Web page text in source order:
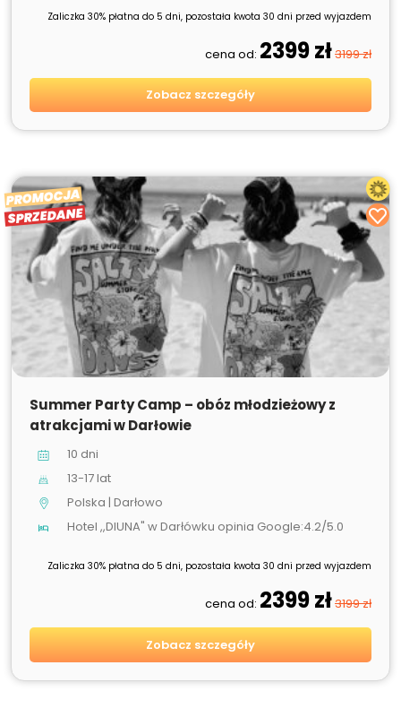
Zaliczka 30% płatna do 5 dni, pozostała kwota 30 dni przed wyjazdem
cena od: 2399 zł3199 zł
Zobacz szczegóły
PROMOCJA
SPRZEDANE
SPRZEDANE
Summer Party Camp – obóz młodzieżowy z
atrakcjami w Darłowie
10 dni
13-17 lat
Polska | Darłowo
Hotel ,,DIUNA" w Darłówku opinia Google:4.2/5.0
Zaliczka 30% płatna do 5 dni, pozostała kwota 30 dni przed wyjazdem
cena od: 2399 zł3199 zł
Zobacz szczegóły